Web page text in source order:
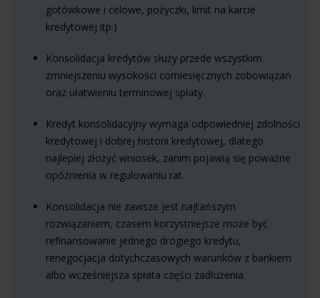
gotówkowe i celowe, pożyczki, limit na karcie
kredytowej itp.)
Konsolidacja kredytów służy przede wszystkim
zmniejszeniu wysokości comiesięcznych zobowiązań
oraz ułatwieniu terminowej spłaty.
Kredyt konsolidacyjny wymaga odpowiedniej zdolności
kredytowej i dobrej historii kredytowej, dlatego
najlepiej złożyć wniosek, zanim pojawią się poważne
opóźnienia w regulowaniu rat.
Konsolidacja nie zawsze jest najtańszym
rozwiązaniem, czasem korzystniejsze może być
refinansowanie jednego drogiego kredytu,
renegocjacja dotychczasowych warunków z bankiem
albo wcześniejsza spłata części zadłużenia.